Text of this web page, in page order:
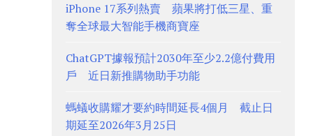
iPhone 17系列熱賣 蘋果將打低三星、重
奪全球最大智能手機商寶座
ChatGPT據報預計2030年至少2.2億付費用
戶 近日新推購物助手功能
螞蟻收購耀才要約時間延長4個月 截止日
期延至2026年3月25日